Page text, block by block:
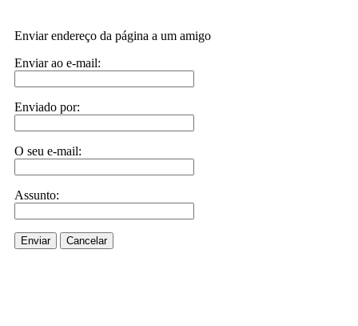
Enviar endereço da página a um amigo
Enviar ao e-mail:
Enviado por:
O seu e-mail:
Assunto:
Enviar Cancelar